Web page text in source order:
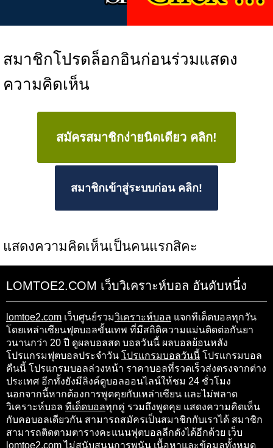
สมาชิกโปรดล็อกอินก่อนร่วมแสดง
ความคิดเห็น
สมัครสมาชิกง่ายนิดเดียว คลิก!
สมาชิกเข้าสู่ระบบก่อน คลิก!
แสดงความคิดเห็นเป็นคนแรกสิคะ
LOMTOE2.COM เว็บวิเคราะห์บอล อันดับหนึ่ง
lomtoe2.com เว็บศูนย์รวมวิเคราะห์บอล แจกทีเด็ดบอลทุกวัน
โดยเหล่าเซียนฟุตบอลขั้นเทพ ที่มีสถิติความแม่นติดต่อกันยา
วนานกว่า 20 ปี ดูผลบอลสด บอลวันนี้ ผลบอลย้อนหลัง
โปรแกรมฟุตบอลประจำวัน โปรแกรมบอลวันนี้ โปรแกรมบอล
คืนนี้ โปรแกรมบอลล่วงหน้า ราคาบอลที่รวดเร็วส่งตรงจากต่าง
ประเทศ อีกทั้งยังมีลิงค์ดูบอลออนไลน์ให้ชม 24 ชั่วโมง
นอกจากนี้หากต้องการพูดคุยกับเหล่าเซียน และไม่พลาด
วิเคราะห์บอล ทีเด็ดบอลทุกคู่ รวมถึงพูดคุย แสดงความคิดเห็น
กับคอบอลเดียวกัน สามารถสมัครเป็นสมาชิกกับเราได้ สมาชิก
สามารถติดตามตารางคะแนนฟุตบอลลีกดังได้อีกด้วย เว็บ
lomtoe2.com ไม่สนับสนุนการพนัน เนื้อหาและข้อมูลทั้งหมด